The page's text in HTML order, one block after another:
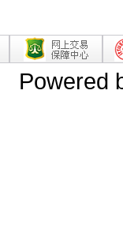
Powered